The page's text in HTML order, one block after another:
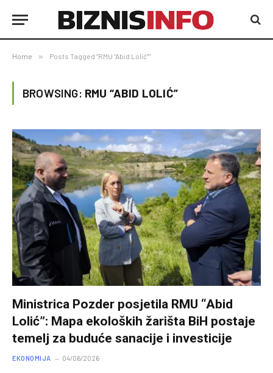
Home » Posts Tagged "RMU “Abid Lolić”"
BROWSING: RMU “ABID LOLIĆ”
Ministrica Pozder posjetila RMU “Abid
Lolić”: Mapa ekoloških žarišta BiH postaje
temelj za buduće sanacije i investicije
EKONOMIJA 04/06/2026